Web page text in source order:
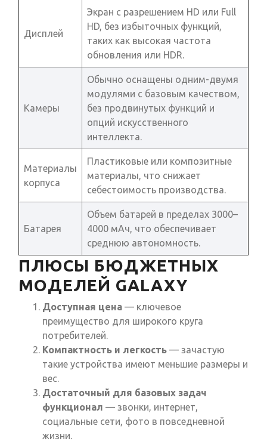
Дисплей
Экран с разрешением HD или Full
HD, без избыточных функций,
таких как высокая частота
обновления или HDR.
Камеры
Обычно оснащены одним-двумя
модулями с базовым качеством,
без продвинутых функций и
опций искусственного
интеллекта.
Материалы
корпуса
Пластиковые или композитные
материалы, что снижает
себестоимость производства.
Батарея
Объем батарей в пределах 3000–
4000 мАч, что обеспечивает
среднюю автономность.
ПЛЮСЫ БЮДЖЕТНЫХ
МОДЕЛЕЙ GALAXY
Доступная цена — ключевое
преимущество для широкого круга
потребителей.
Компактность и легкость — зачастую
такие устройства имеют меньшие размеры и
вес.
Достаточный для базовых задач
функционал — звонки, интернет,
социальные сети, фото в повседневной
жизни.